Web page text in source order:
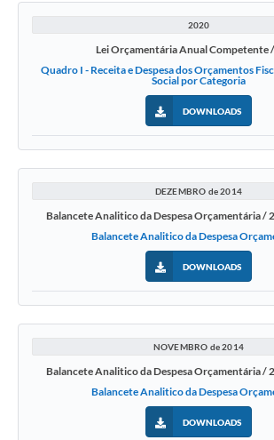
2020
Lei Orçamentária Anual Competente
Quadro I - Receita e Despesa dos Orçamentos
Social por Categoria
DOWNLOADS
DEZEMBRO de 2014
Balancete Analitico da Despesa Orçamentária /
Balancete Analitico da Despesa
DOWNLOADS
NOVEMBRO de 2014
Balancete Analitico da Despesa Orçamentária /
Balancete Analitico da Despesa
DOWNLOADS